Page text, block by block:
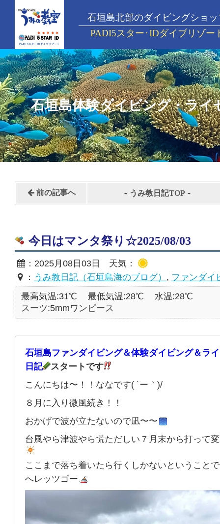
石垣島北部のダイビングショッ
PADI5スター･IDダイブリゾー
石垣島体験ダイビング・ライ
前の記事へ - うみ教日記TOP -
今日はマンタ祭り☆2025/08/03
：2025月08日03日 天気：
： うみ教日記（石垣島海のブログ） , ファンダイ
最高気温:31℃
最低気温:28℃
水温:28℃
スーツ:5mmワンピース
石垣島ファンダイビング＆体験ダイビング＆ラ
日記
スタートです
こんにちは〜！！ななです( ´ー｀)/
８月に入り微風続き！！
おかげで波が立たないので凪〜〜
台風やら津波やら慌ただしい７月末から打って
ここまで落ち着いたら行くしかないということ
へレッツゴー